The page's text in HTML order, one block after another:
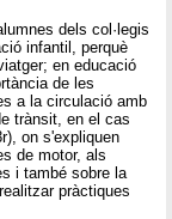
dels col·legis
infantil, perquè
en educació
de les
a la circulació amb
trànsit, en el cas
on s'expliquen
de motor, als
i també sobre la
pràctiques